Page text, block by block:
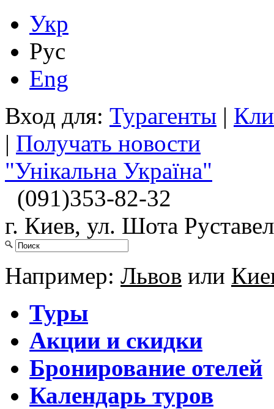
Укр
Рус
Eng
Вход для: Турагенты |
| Получать новости
"Унікальна Україна"
(091)353-82-32
г. Киев, ул. Шота
Например: Львов или
Туры
Акции и скидки
Бронирование отелей
Календарь туров